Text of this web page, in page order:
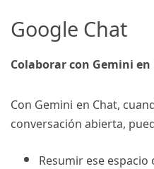
Google Chat
Colaborar con Gemini en
Con Gemini en Chat,
conversación abierta,
Resumir ese espacio